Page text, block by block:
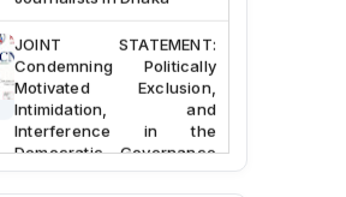
JOINT STATEMENT:
Condemning Politically
Motivated Exclusion,
Intimidation, and
Interference in the
Democratic Governance